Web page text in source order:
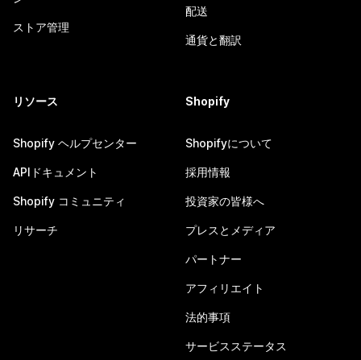
ストア管理
配送
通貨と翻訳
リソース
Shopify ヘルプセンター
APIドキュメント
Shopify コミュニティ
リサーチ
Shopify
Shopifyについて
採用情報
投資家の皆様へ
プレスとメディア
パートナー
アフィリエイト
法的事項
サービスステータス